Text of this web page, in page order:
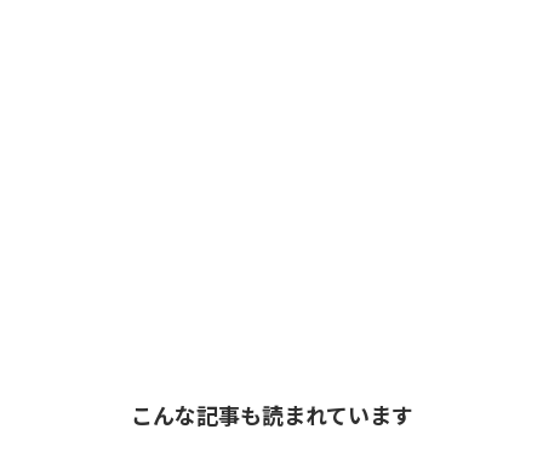
こんな記事も読まれています